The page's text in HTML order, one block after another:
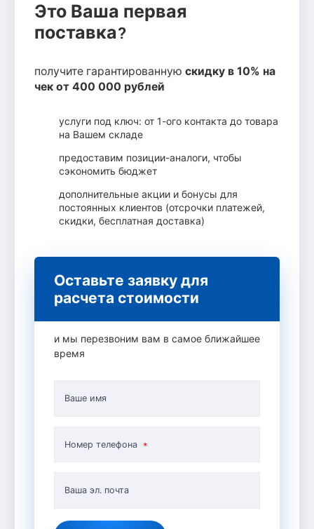
Это Ваша первая
поставка?
получите гарантированную скидку в 10% на
чек от 400 000 рублей
услуги под ключ: от 1-ого контакта до товара
на Вашем складе
предоставим позиции-аналоги, чтобы
сэкономить бюджет
дополнительные акции и бонусы для
постоянных клиентов (отсрочки платежей,
скидки, бесплатная доставка)
Оставьте заявку для
расчета стоимости
и мы перезвоним вам в самое ближайшее
время
Ваше имя
Номер телефона
Ваша эл. почта